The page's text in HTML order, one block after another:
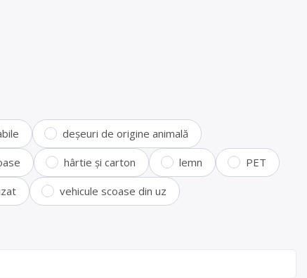
deșeuri de origine animală
hârtie și carton lemn PET
vehicule scoase din uz